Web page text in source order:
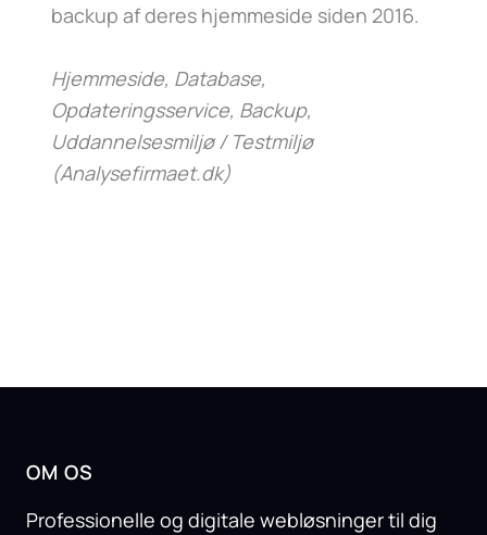
backup af deres hjemmeside siden 2016.
Hjemmeside, Database,
Opdateringsservice, Backup,
Uddannelsesmiljø / Testmiljø
(Analysefirmaet.dk)
OM OS
Professionelle og digitale webløsninger til dig